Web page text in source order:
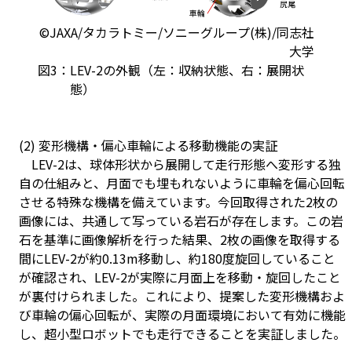
©JAXA/タカラトミー/ソニーグループ(株)/同志社
大学
図3： LEV-2の外観（左：収納状態、右：展開状
態）
(2) 変形機構・偏心車輪による移動機能の実証
LEV-2は、球体形状から展開して走行形態へ変形する独
自の仕組みと、月面でも埋もれないように車輪を偏心回転
させる特殊な機構を備えています。今回取得された2枚の
画像には、共通して写っている岩石が存在します。この岩
石を基準に画像解析を行った結果、2枚の画像を取得する
間にLEV-2が約0.13m移動し、約180度旋回していること
が確認され、LEV-2が実際に月面上を移動・旋回したこと
が裏付けられました。これにより、提案した変形機構およ
び車輪の偏心回転が、実際の月面環境において有効に機能
し、超小型ロボットでも走行できることを実証しました。